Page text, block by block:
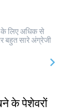
के लिए अधिक से
बहुत सारे अंग्रेजी
के पेशेवरों